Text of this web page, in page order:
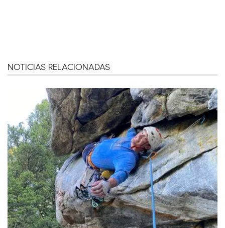
NOTICIAS RELACIONADAS